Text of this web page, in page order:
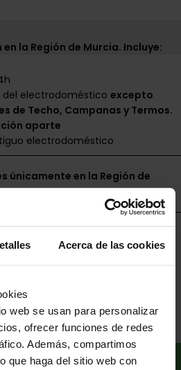
Acerca de las cookies
web se usan para personalizar
ofrecer funciones de redes
Además, compartimos
que haga del sitio web con
la Región de Murcia. Incluye:
del electrodomésticoexcepto
de Techo, Campanas y Termos.
aparte
electrodoméstico
únicamente en la Región de
al carrito